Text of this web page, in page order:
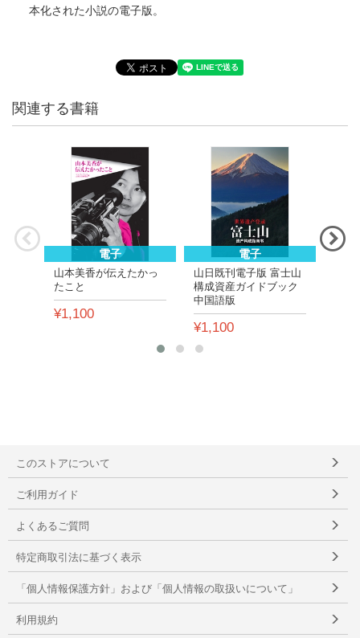
本化された小説の電子版。
関連する書籍
電子
山本美香が伝えたかっ
たこと
¥1,100
電子
山日既刊電子版 富士山
構成資産ガイドブック
中国語版
¥1,100
このストアについて
ご利用ガイド
よくあるご質問
特定商取引法に基づく表示
「個人情報保護方針」および「個人情報の取扱いについて」
利用規約